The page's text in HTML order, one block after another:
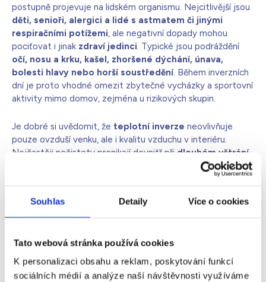
Souhlas Detaily Více o cookies
Tato webová stránka používá cookies
K personalizaci obsahu a reklam, poskytování funkcí
sociálních médií a analýze naší návštěvnosti využíváme
postupně projevuje na lidském organismu. Nejcitlivější jsou
děti, senioři, alergici a lidé s astmatem či jinými
respiračními potížemi, ale negativní dopady mohou
pociťovat i jinak zdraví jedinci. Typické jsou podráždění
očí, nosu a krku, kašel, zhoršené dýchání, únava,
bolesti hlavy nebo horší soustředění. Během inverzních
dní je proto vhodné omezit zbytečné vycházky a sportovní
aktivity mimo domov, zejména u rizikových skupin.
Je dobré si uvědomit, že teplotní inverze neovlivňuje
pouze ovzduší venku, ale i kvalitu vzduchu v interiéru.
Nejčastěji nečistoty pronikají dovnitř při dlouhém větrání,
netěsnostmi kolem oken a dveří, nebo přes ventilační
, pokud nejsou dobře filtrovány. Jemný prach a
botách nebo srsti domácích zvířat.
Co dělat, aby byl vzduch doma
během teplotní inverze lepší